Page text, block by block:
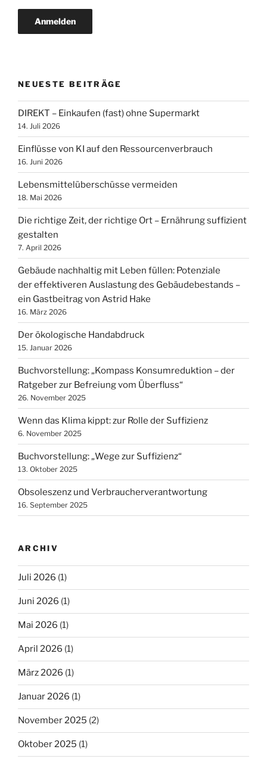
NEUESTE BEITRÄGE
DIREKT – Einkaufen (fast) ohne Supermarkt
14. Juli 2026
Einflüsse von KI auf den Ressourcenverbrauch
16. Juni 2026
Lebensmittelüberschüsse vermeiden
18. Mai 2026
Die richtige Zeit, der richtige Ort – Ernährung suffizient
gestalten
7. April 2026
Gebäude nachhaltig mit Leben füllen: Potenziale
der effektiveren Auslastung des Gebäudebestands –
ein Gastbeitrag von Astrid Hake
16. März 2026
Der ökologische Handabdruck
15. Januar 2026
Buchvorstellung: „Kompass Konsumreduktion – der
Ratgeber zur Befreiung vom Überfluss“
26. November 2025
Wenn das Klima kippt: zur Rolle der Suffizienz
6. November 2025
Buchvorstellung: „Wege zur Suffizienz“
13. Oktober 2025
Obsoleszenz und Verbraucherverantwortung
16. September 2025
ARCHIV
Juli 2026 (1)
Juni 2026 (1)
Mai 2026 (1)
April 2026 (1)
März 2026 (1)
Januar 2026 (1)
November 2025 (2)
Oktober 2025 (1)